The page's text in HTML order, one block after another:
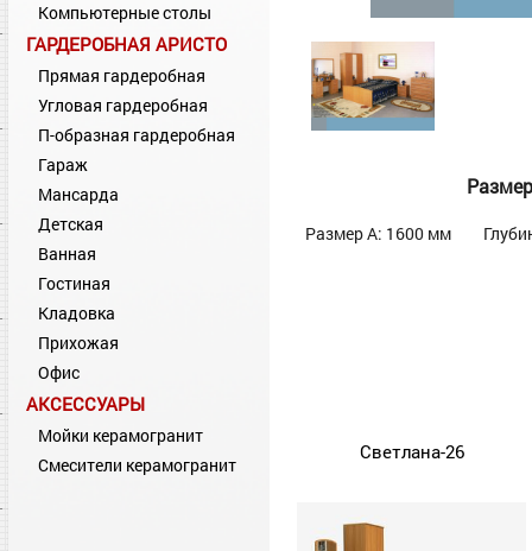
Компьютерные столы
ГАРДЕРОБНАЯ АРИСТО
Прямая гардеробная
Угловая гардеробная
П-образная гардеробная
Гараж
Мансарда
Детская
Ванная
Гостиная
Кладовка
Прихожая
Офис
АКСЕССУАРЫ
Мойки керамогранит
Смесители керамогранит
Размер А: 1600 мм
Светлана-26